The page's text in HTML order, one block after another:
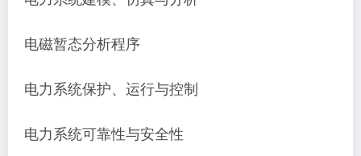
电磁暂态分析程序
电力系统保护、运行与控制
电力系统可靠性与安全性